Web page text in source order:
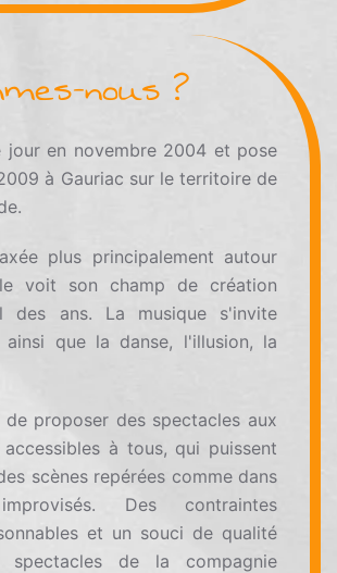
nous ?
jour en novembre 2004 et pose
à Gauriac sur le territoire de
plus principalement autour
voit son champ de création
des ans. La musique s'invite
ainsi que la danse, l'illusion, la
proposer des spectacles aux
accessibles à tous, qui puissent
scènes repérées comme dans
Des contraintes
et un souci de qualité
de la compagnie